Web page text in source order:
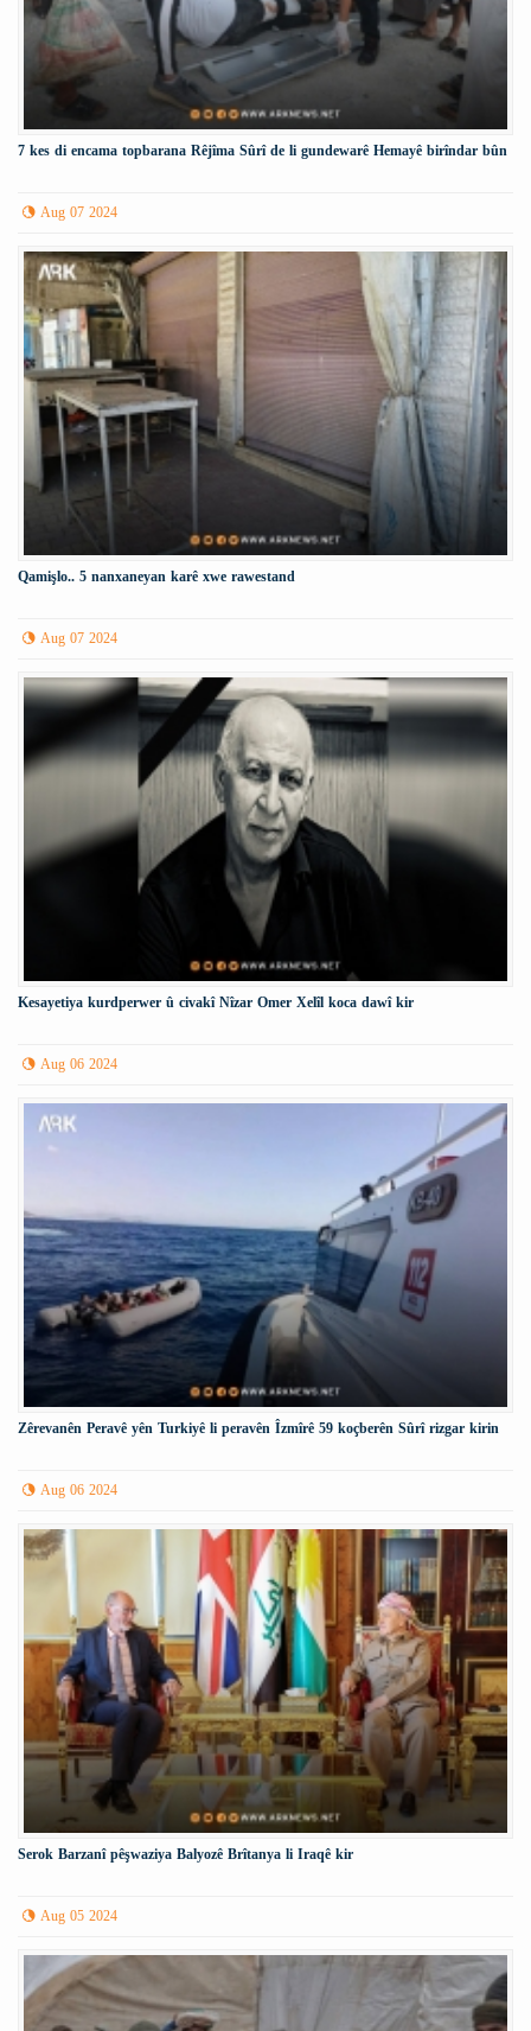
7 kes di encama topbarana Rêjîma Sûrî de li gundewarê Hemayê birîndar bûn
Aug 07 2024
Qamişlo.. 5 nanxaneyan karê xwe rawestand
Aug 07 2024
Kesayetiya kurdperwer û civakî Nîzar Omer Xelîl koca dawî kir
Aug 06 2024
Zêrevanên Peravê yên Turkiyê li peravên Îzmîrê 59 koçberên Sûrî rizgar kirin
Aug 06 2024
Serok Barzanî pêşwaziya Balyozê Brîtanya li Iraqê kir
Aug 05 2024